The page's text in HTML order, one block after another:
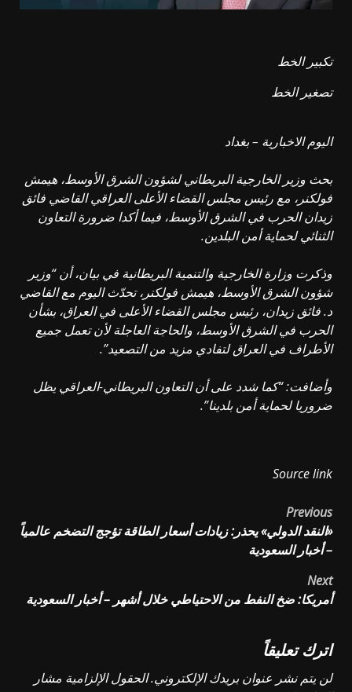
تكبير الخط
تصغير الخط
اليوم الاخبارية – بغداد
بحث وزير الخارجية البريطاني لشؤون الشرق الأوسط، هيمش
فولكنر، مع رئيس مجلس القضاء الأعلى العراقي القاضي فائق
زيدان الحرب في الشرق الأوسط، فيما أكدا ضرورة التعاون
الثنائي لحماية أمن البلدين.
وذكرت وزارة الخارجية والتنمية البريطانية في بيان، أن “وزير
شؤون الشرق الأوسط، هيمش فولكنر، تحدّث اليوم مع القاضي
د. فائق زيدان، رئيس مجلس القضاء الأعلى في العراق، بشأن
الحرب في الشرق الأوسط، والحاجة العاجلة لأن تعمل جميع
الأطراف في العراق لتفادي مزيد من التصعيد”.
وأضافت: “كما شدد على أن التعاون البريطاني-العراقي يظل
ضروريا لحماية أمن بلدينا”.
Source link
Post
navigation
Previous
«النقد الدولي» يحذر: زيادات أسعار الطاقة تؤجج التضخم عالمياً
– أخبار السعودية
Next
أمريكا: ضخ النفط من الاحتياطي خلال أشهر – أخبار السعودية
اترك تعليقاً
لن يتم نشر عنوان بريدك الإلكتروني.الحقول الإلزامية مشار